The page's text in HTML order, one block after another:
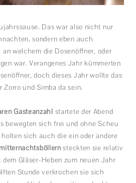
Das war also nicht nur
sondern eben auch
an welchem die Dosenöffner, oder
war. Verangenes Jahr kümmerten
doch dieses Jahr wollte das
Zorro und Simba da sein.
Gästeanzahl startete der Abend
bewegten sich frei und ohne Scheu
sich auch die ein oder andere
steckten sie relativ
Gläser-Heben zum neuen Jahr
Stunde verkrochen sie sich